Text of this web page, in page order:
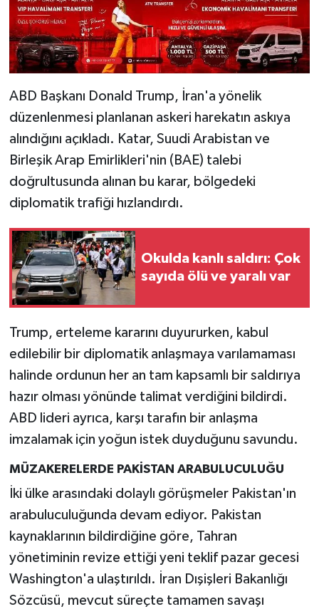
ABD Başkanı Donald Trump, İran'a yönelik
düzenlenmesi planlanan askeri harekatın askıya
alındığını açıkladı. Katar, Suudi Arabistan ve
Birleşik Arap Emirlikleri'nin (BAE) talebi
doğrultusunda alınan bu karar, bölgedeki
diplomatik trafiği hızlandırdı.
Okulda kanlı saldırı: Çok
sayıda ölü ve yaralı var
Trump, erteleme kararını duyururken, kabul
edilebilir bir diplomatik anlaşmaya varılamaması
halinde ordunun her an tam kapsamlı bir saldırıya
hazır olması yönünde talimat verdiğini bildirdi.
ABD lideri ayrıca, karşı tarafın bir anlaşma
imzalamak için yoğun istek duyduğunu savundu.
MÜZAKERELERDE PAKİSTAN ARABULUCULUĞU
İki ülke arasındaki dolaylı görüşmeler Pakistan'ın
arabuluculuğunda devam ediyor. Pakistan
kaynaklarının bildirdiğine göre, Tahran
yönetiminin revize ettiği yeni teklif pazar gecesi
Washington'a ulaştırıldı. İran Dışişleri Bakanlığı
Sözcüsü, mevcut süreçte tamamen savaşı